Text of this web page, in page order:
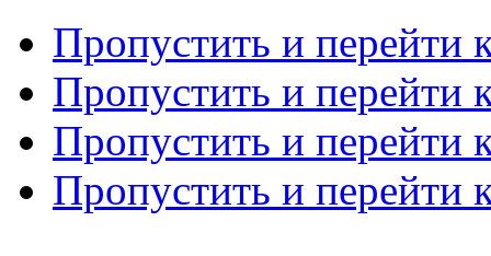
Пропустить и перейти
Пропустить и перейти
Пропустить и перейти
Пропустить и перейти